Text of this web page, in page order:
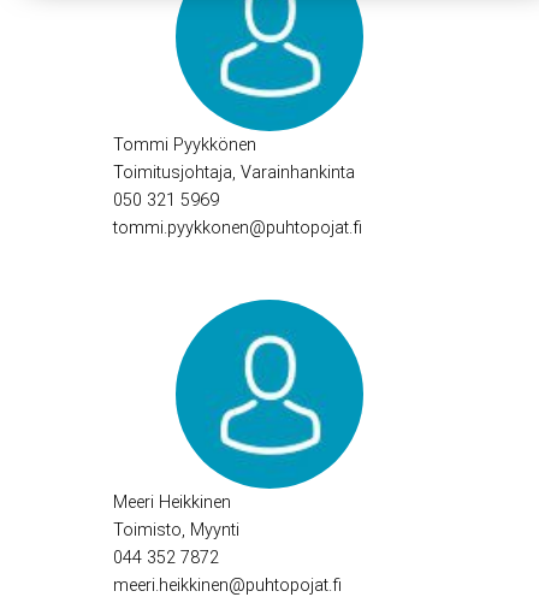
Tommi Pyykkönen
Toimitusjohtaja, Varainhankinta
050 321 5969
tommi.pyykkonen@puhtopojat.fi
Meeri Heikkinen
Toimisto, Myynti
044 352 7872
meeri.heikkinen@puhtopojat.fi